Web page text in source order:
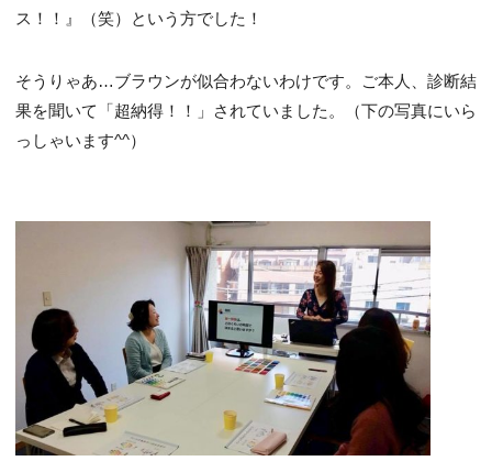
ス！！』（笑）という方でした！
そうりゃあ…ブラウンが似合わないわけです。ご本人、診断結
果を聞いて「超納得！！」されていました。（下の写真にいら
っしゃいます^^）